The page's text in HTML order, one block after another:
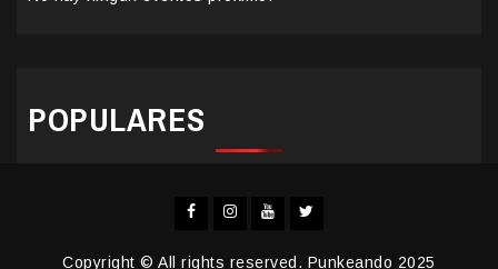
POPULARES
Facebook
Instagram
YouTube
Twitter
Copyright © All rights reserved. Punkeando 2025